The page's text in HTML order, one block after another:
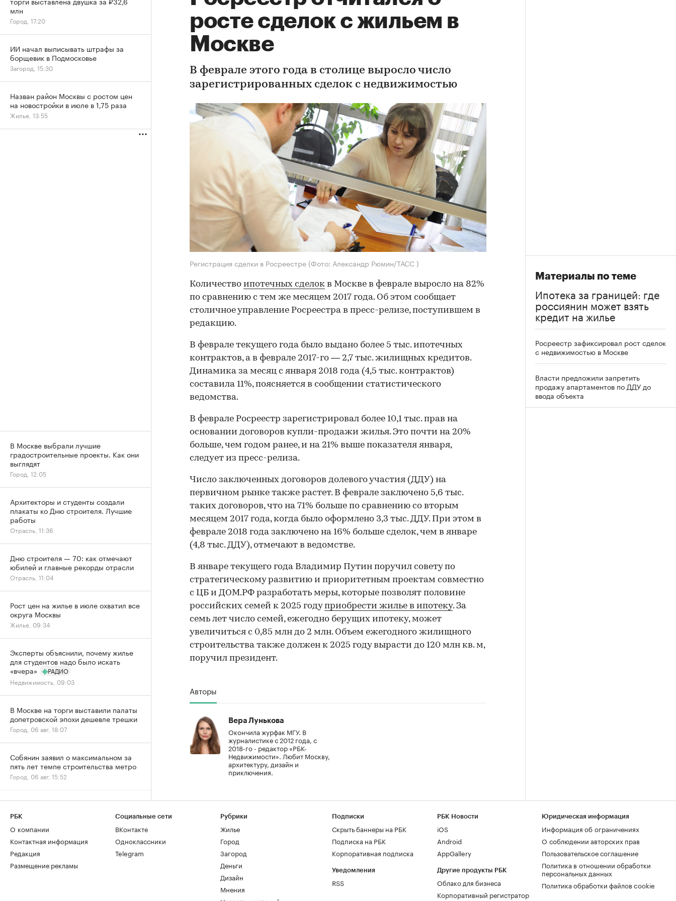
росте сделок с жильем в
Москве
В феврале этого года в столице выросло число
зарегистрированных сделок с недвижимостью
Регистрация сделки в Росреестре (Фото: Александр Рюмин/ТАСС )
Количество ипотечных сделок в Москве в феврале выросло на 82%
по сравнению с тем же месяцем 2017 года. Об этом сообщает
столичное управление Росреестра в пресс-релизе, поступившем в
редакцию.
В феврале текущего года было выдано более 5 тыс. ипотечных
контрактов, а в феврале 2017-го — 2,7 тыс. жилищных кредитов.
Динамика за месяц с января 2018 года (4,5 тыс. контрактов)
составила 11%, поясняется в сообщении статистического
ведомства.
В феврале Росреестр зарегистрировал более 10,1 тыс. прав на
основании договоров купли-продажи жилья. Это почти на 20%
больше, чем годом ранее, и на 21% выше показателя января,
следует из пресс-релиза.
Число заключенных договоров долевого участия (ДДУ) на
первичном рынке также растет. В феврале заключено 5,6 тыс.
таких договоров, что на 71% больше по сравнению со вторым
месяцем 2017 года, когда было оформлено 3,3 тыс. ДДУ. При этом в
феврале 2018 года заключено на 16% больше сделок, чем в январе
(4,8 тыс. ДДУ), отмечают в ведомстве.
В январе текущего года Владимир Путин поручил совету по
стратегическому развитию и приоритетным проектам совместно
с ЦБ и ДОМ.РФ разработать меры, которые позволят половине
российских семей к 2025 годуприобрести жилье в ипотеку. За
семь лет число семей, ежегодно берущих ипотеку, может
увеличиться с 0,85 млн до 2 млн. Объем ежегодного жилищного
строительства также должен к 2025 году вырасти до 120 млн кв. м,
поручил президент.
Авторы
Вера Лунькова
Окончила журфак МГУ. В
журналистике с 2012 года, с
2018-го - редактор «РБК-
Недвижимости». Любит Москву,
архитектуру, дизайн и
приключения.
Материалы по теме
Ипотека за границей: где
россиянин может взять
кредит на жилье
Росреестр зафиксировал рост сделок
с недвижимостью в Москве
Власти предложили запретить
продажу апартаментов по ДДУ до
ввода объекта
млн
Город, 17:20
ИИ начал выписывать штрафы за
борщевик в Подмосковье
Загород, 15:30
Назван район Москвы с ростом цен
на новостройки в июле в 1,75 раза
Жилье, 13:55
В Москве выбрали лучшие
градостроительные проекты. Как они
выглядят
Город, 12:05
Архитекторы и студенты создали
плакаты ко Дню строителя. Лучшие
работы
Отрасль, 11:36
Дню строителя — 70: как отмечают
юбилей и главные рекорды отрасли
Отрасль, 11:04
Рост цен на жилье в июле охватил все
округа Москвы
Жилье, 09:34
Эксперты объяснили, почему жилье
для студентов надо было искать
«вчера»
РАДИО
Недвижимость, 09:03
В Москве на торги выставили палаты
допетровской эпохи дешевле трешки
Город, 06 авг, 18:07
Собянин заявил о максимальном за
пять лет темпе строительства метро
Город, 06 авг, 15:52
Спрос на новостройки Москвы и
области снизился за год почти на
20%
Жилье, 06 авг, 15:39
Спрос на ипотеку в июле вернулся к
естественному уровню после
РБК
О компании
Контактная информация
Редакция
Размещение рекламы
Социальные сети
ВКонтакте
Одноклассники
Telegram
Рубрики
Жилье
Город
Загород
Деньги
Дизайн
Мнения
Подписки
Скрыть баннеры на РБК
Подписка на РБК
Корпоративная подписка
Уведомления
RSS
РБК Новости
iOS
Android
AppGallery
Другие продукты РБК
Облако для бизнеса
Корпоративный регистратор
Юридическая информация
Информация об ограничениях
О соблюдении авторских прав
Пользовательское соглашение
Политика в отношении обработки
персональных данных
Политика обработки файлов cookie